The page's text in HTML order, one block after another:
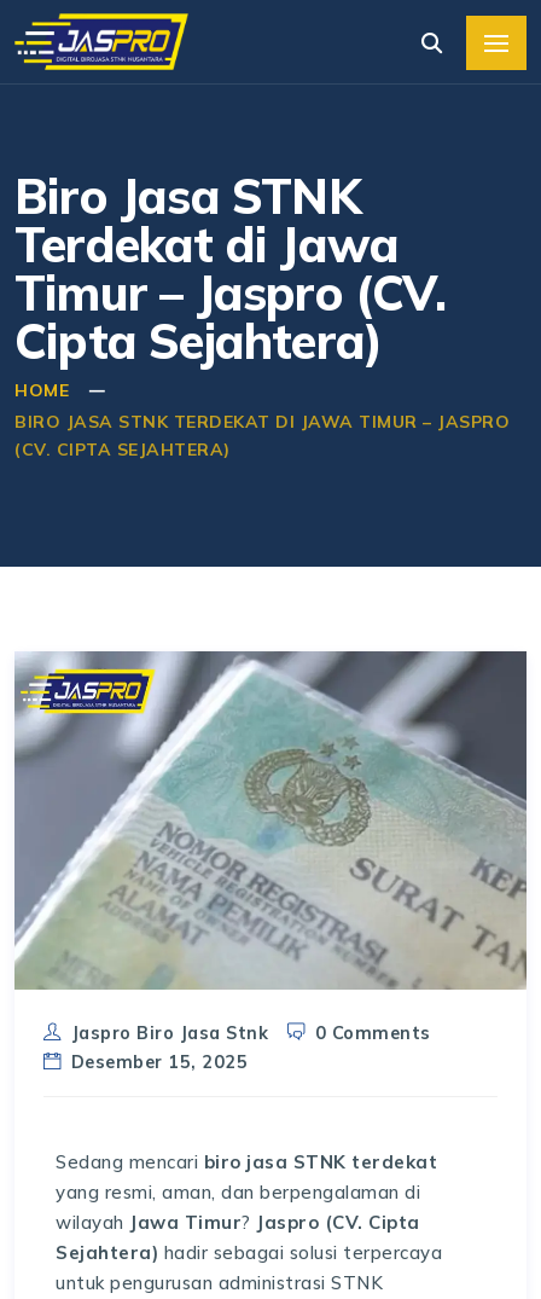
Biro Jasa STNK
Terdekat di Jawa
Timur – Jaspro (CV.
Cipta Sejahtera)
HOME
BIRO JASA STNK TERDEKAT DI JAWA TIMUR – JASPRO
(CV. CIPTA SEJAHTERA)
Jaspro Biro Jasa Stnk
0 Comments
Desember 15, 2025
Sedang mencari biro jasa STNK terdekat
yang resmi, aman, dan berpengalaman di
wilayah Jawa Timur? Jaspro (CV. Cipta
Sejahtera) hadir sebagai solusi terpercaya
untuk pengurusan administrasi STNK